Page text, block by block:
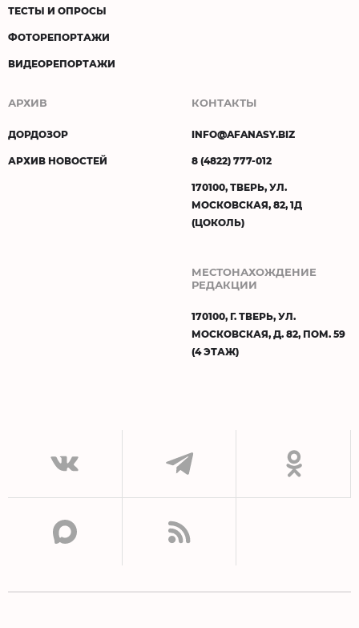
ТЕСТЫ И ОПРОСЫ
ФОТОРЕПОРТАЖИ
ВИДЕОРЕПОРТАЖИ
АРХИВ
ДОРДОЗОР
АРХИВ НОВОСТЕЙ
КОНТАКТЫ
INFO@AFANASY.BIZ
8 (4822) 777-012
170100, ТВЕРЬ, УЛ.
МОСКОВСКАЯ, 82, 1Д
(ЦОКОЛЬ)
МЕСТОНАХОЖДЕНИЕ
РЕДАКЦИИ
170100, Г. ТВЕРЬ, УЛ.
МОСКОВСКАЯ, Д. 82, ПОМ. 59
(4 ЭТАЖ)